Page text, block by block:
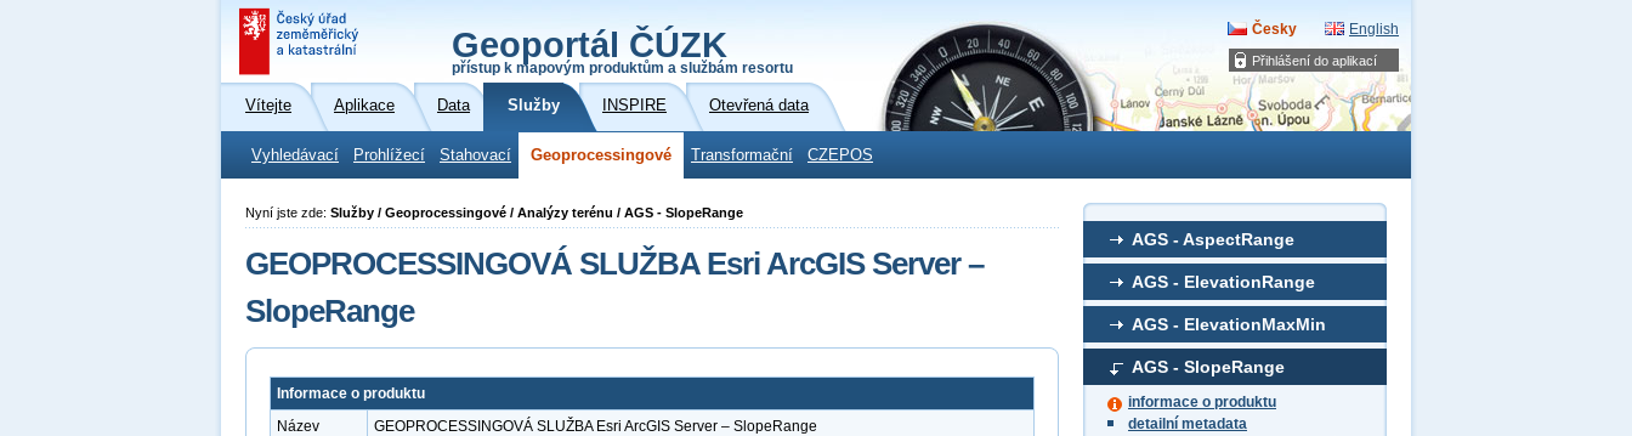
Přihlášení do aplikací
Geoportál ČÚZK
přístup k mapovým produktům a službám resortu
Česky English
Vítejte Aplikace Data Služby INSPIRE Otevřená data
Vyhledávací Prohlížecí Stahovací Geoprocessingové Transformační CZEPOS
AGS - AspectRange
AGS - ElevationRange
AGS - ElevationMaxMin
AGS - SlopeRange
informace o produktu
detailní metadata
Nyní jste zde: Služby / Geoprocessingové / Analýzy terénu / AGS - SlopeRange
GEOPROCESSINGOVÁ SLUŽBA Esri ArcGIS Server –
SlopeRange
Informace o produktu
Název
GEOPROCESSINGOVÁ SLUŽBA Esri ArcGIS Server – SlopeRange